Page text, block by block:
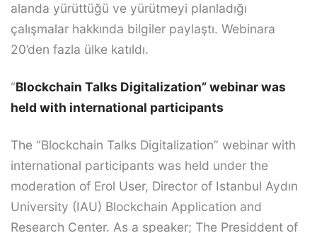
alanda yürüttüğü ve yürütmeyi planladığı
çalışmalar hakkında bilgiler paylaştı. Webinara
20’den fazla ülke katıldı.
“Blockchain Talks Digitalization” webinar was
held with international participants
The “Blockchain Talks Digitalization” webinar with
international participants was held under the
moderation of Erol User, Director of Istanbul Aydın
University (IAU) Blockchain Application and
Research Center. As a speaker; The Presiddent of